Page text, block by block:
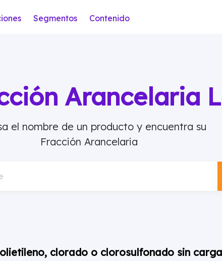
Segmentos Contenido
Arancelaria
el nombre de un producto y encuentra su
Fracción Arancelaria
clorado o clorosulfonado sin